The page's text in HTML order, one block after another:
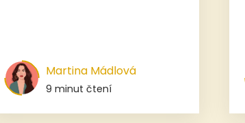
Martina Mádlová
9 minut čtení